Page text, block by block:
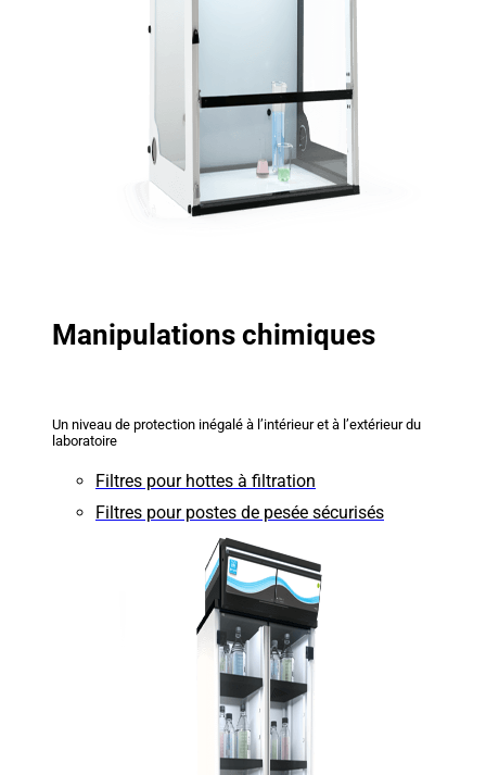
Manipulations chimiques
Un niveau de protection inégalé à l’intérieur et à l’extérieur du
laboratoire
Filtres pour hottes à filtration
Filtres pour postes de pesée sécurisés